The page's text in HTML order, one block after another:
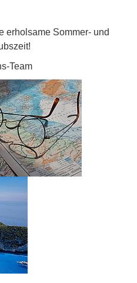
erholsame Sommer- und
Team